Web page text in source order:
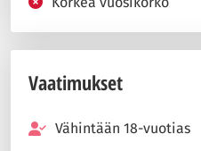
Vaatimukset
Vähintään 18-vuotias